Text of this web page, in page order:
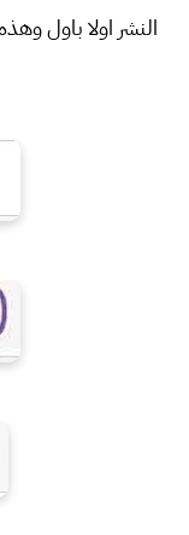
النشر اولا باول